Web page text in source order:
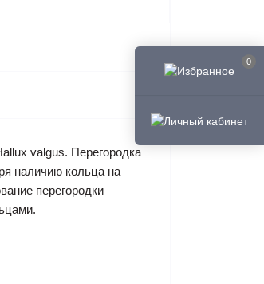
0
valgus. Перегородка
наличию кольца на
перегородки